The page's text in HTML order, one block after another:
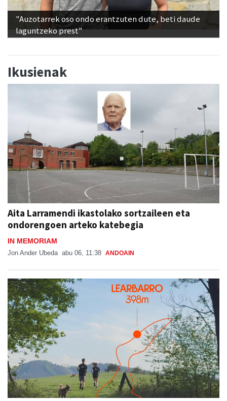
"Auzotarrek oso ondo erantzuten dute, beti daude
laguntzeko prest"
Ikusienak
Aita Larramendi ikastolako sortzaileen eta
ondorengoen arteko katebegia
IN MEMORIAM
Jon Ander Ubeda abu 06, 11:38 ANDOAIN